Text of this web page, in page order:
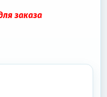
заказа